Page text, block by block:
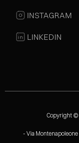
INSTAGRAM
LINKEDIN
Copyright ©
- Via